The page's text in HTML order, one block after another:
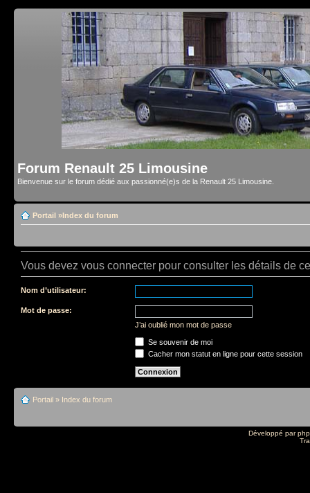
Forum Renault 25 Limousine
Bienvenue sur le forum dédié aux passionné(e)s de la Renault 25 Limousine.
Portail »Index du forum
Vous devez vous connecter pour consulter les détails de
Nom d’utilisateur:
Mot de passe:
J’ai oublié mon mot de passe
Se souvenir de moi
Cacher mon statut en ligne pour cette session
Portail » Index du forum
Développé par